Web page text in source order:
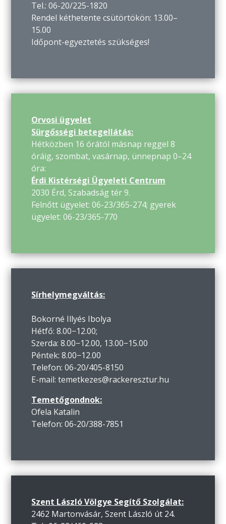
Tel.: 06-20/225-1820
Rendel kéthetente csütörtökön: 13.00–
15.00
Időpont-egyeztetés szükséges!
Orvosi ügyelet
Sürgősségi betegellátás:
Hétközben 16 órától másnap reggel 8
óráig, szombat, vasárnap, ünnepnap 0–24
óra:
Érdi Kistérségi Ügyeleti Centrum
2030 Érd, Szabadság tér 9.
Felnőtt ügyelet: 06-23/365-274; gyerek
ügyelet: 06-23/365-770
Sírhelymegváltás:
Bokorné Illyés Ibolya
Hétfő: 8.00−12.00;
Szerda: 8.00−12.00, 13.00−15.00
Péntek: 8.00−12.00
Telefon: 06-20/405-8150
E-mail: temetkezes@rackeresztur.hu
Temetőgondnok:
Ofela Katalin
Telefon: 06-20/388-7851
Szent László Völgye Segítő Szolgálat:
2462 Martonvásár, Szent László út 24.